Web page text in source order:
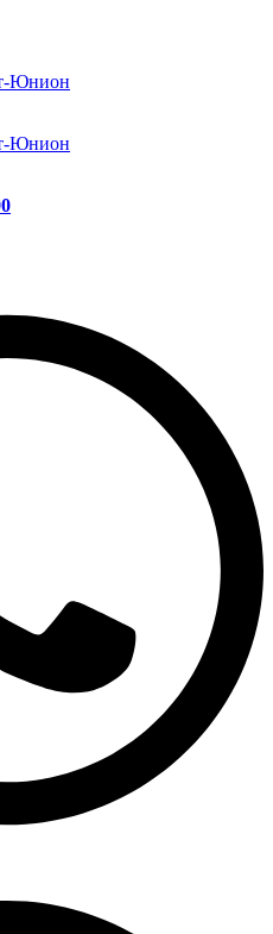
Юнион
Юнион